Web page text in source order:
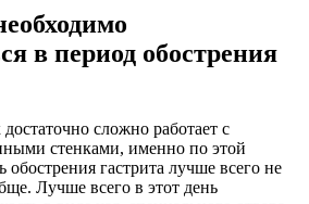
в период обострения
сложно работает с
стенками, именно по этой
гастрита лучше всего не
Лучше всего в этот день